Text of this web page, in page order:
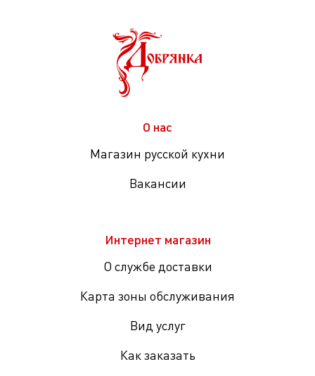
О нас
Магазин русской кухни
Вакансии
Интернет магазин
О службе доставки
Карта зоны обслуживания
Вид услуг
Как заказать